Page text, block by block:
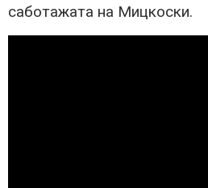
саботажата на Мицкоски.